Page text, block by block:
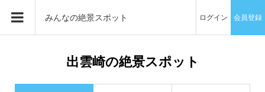
みんなの絶景スポット ログイン 会員登録
出雲崎の絶景スポット